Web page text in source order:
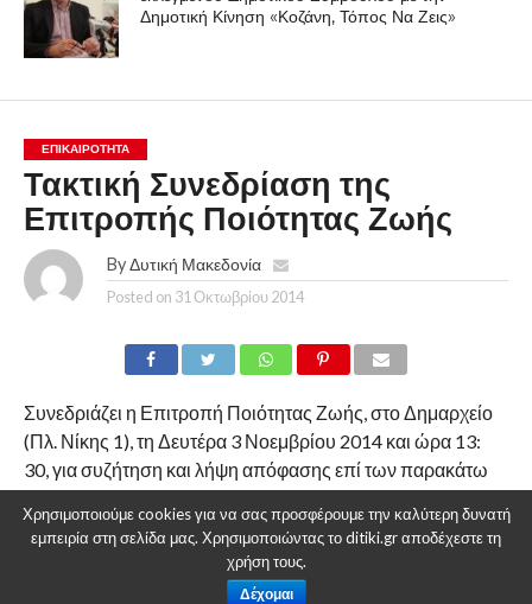
Δημοτική Κίνηση «Κοζάνη, Τόπος Να Ζεις»
ΕΠΙΚΑΙΡΟΤΗΤΑ
Τακτική Συνεδρίαση της
Επιτροπής Ποιότητας Ζωής
By Δυτική Μακεδονία
Posted on 31 Οκτωβρίου 2014
Συνεδριάζει η Επιτροπή Ποιότητας Ζωής, στο Δημαρχείο
(Πλ. Νίκης 1), τη Δευτέρα 3 Νοεμβρίου 2014 και ώρα 13:
30, για συζήτηση και λήψη απόφασης επί των παρακάτω
1.Προέγκριση ή μη αδειών ίδρυσης καταστημάτων
υγειονομικού ενδιαφέροντος.
Χρησιμοποιούμε cookies για να σας προσφέρουμε την καλύτερη δυνατή
εμπειρία στη σελίδα μας. Χρησιμοποιώντας το ditiki.gr αποδέχεστε τη
χρήση τους.
Δέχομαι